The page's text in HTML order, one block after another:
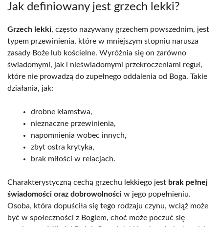
Jak definiowany jest grzech lekki?
Grzech lekki, często nazywany grzechem powszednim, jest
typem przewinienia, które w mniejszym stopniu narusza
zasady Boże lub kościelne. Wyróżnia się on zarówno
świadomymi, jak i nieświadomymi przekroczeniami reguł,
które nie prowadzą do zupełnego oddalenia od Boga. Takie
działania, jak:
drobne kłamstwa,
nieznaczne przewinienia,
napomnienia wobec innych,
zbyt ostra krytyka,
brak miłości w relacjach.
Charakterystyczną cechą grzechu lekkiego jest brak pełnej
świadomości oraz dobrowolności w jego popełnieniu.
Osoba, która dopuściła się tego rodzaju czynu, wciąż może
być w społeczności z Bogiem, choć może poczuć się